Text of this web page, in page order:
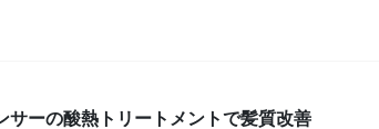
サーの酸熱トリートメントで髪質改善